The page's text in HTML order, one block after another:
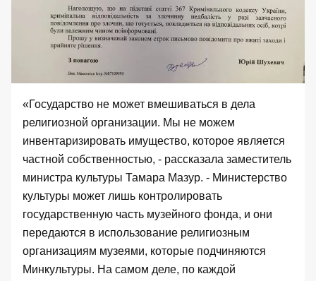
«Государство не может вмешиваться в дела
религиозной организации. Мы не можем
инвентаризировать имущество, которое является
частной собственностью, - рассказала заместитель
министра культуры Тамара Мазур. - Министерство
культуры может лишь контролировать
государственную часть музейного фонда, и они
передаются в использование религиозным
организациям музеями, которые подчиняются
Минкультуры. На самом деле, по каждой